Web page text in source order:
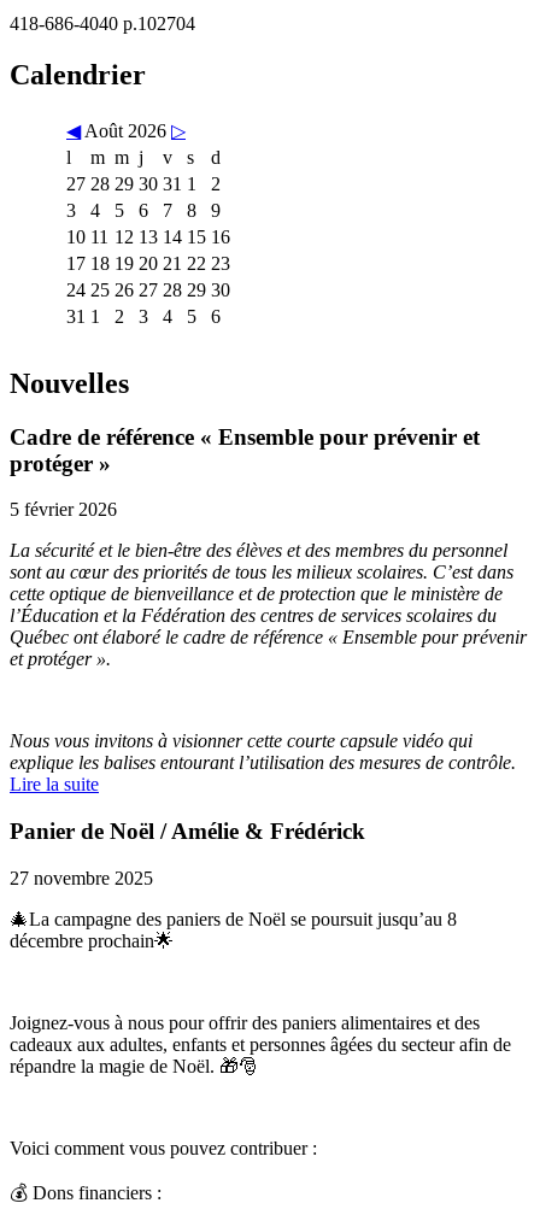
418-686-4040 p.102704
Calendrier
◀ Août 2026 ▷
l
m m j v s
d
27 28 29 30 31 1
2
3
4 5 6 7 8
9
10 11 12 13 14 15 16
17 18 19 20 21 22 23
24 25 26 27 28 29 30
31 1 2 3 4 5 6
Nouvelles
Cadre de référence « Ensemble pour prévenir et
protéger »
5 février 2026
La sécurité et le bien-être des élèves et des membres du personnel
sont au cœur des priorités de tous les milieux scolaires. C’est dans
cette optique de bienveillance et de protection que le ministère de
l’Éducation et la Fédération des centres de services scolaires du
Québec ont élaboré le cadre de référence « Ensemble pour prévenir
et protéger ».
Nous vous invitons à visionner cette courte capsule vidéo qui
explique les balises entourant l’utilisation des mesures de contrôle.
Lire la suite
Panier de Noël / Amélie & Frédérick
27 novembre 2025
🎄La campagne des paniers de Noël se poursuit jusqu’au 8
décembre prochain🌟
Joignez-vous à nous pour offrir des paniers alimentaires et des
cadeaux aux adultes, enfants et personnes âgées du secteur afin de
répandre la magie de Noël. 🎁🎅
Voici comment vous pouvez contribuer :
💰 Dons financiers :